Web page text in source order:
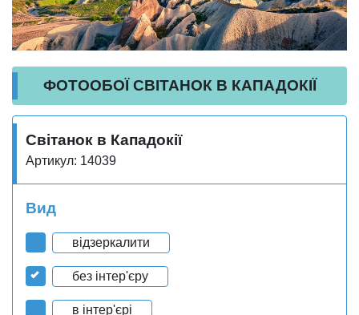
ФОТООБОЇ СВІТАНОК В КАПАДОКІЇ
Світанок в Кападокії
Артикул: 14039
Вид
відзеркалити
без інтер'єру
в інтер'єрі